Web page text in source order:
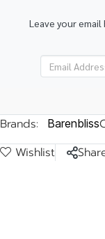
Leave your
Brands:
Barenbliss
Wishlist